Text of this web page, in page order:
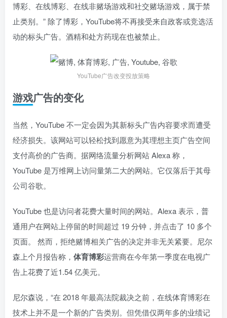
博彩、在线博彩、在线非赌场游戏和社交赌场游戏，属于禁
止类别。” 除了博彩，YouTube将不再接受来自政客或竞选活
动的标头广告。酒精和处方药现在也被禁止。
YouTube广告改变投放策略
游戏广告的变化
当然，YouTube 不一定会因为其新标头广告内容要求而遭受
经济损失。该网站可以轻松找到愿意为其理想主页广告空间
支付高价的广告商。据网络流量分析网站 Alexa 称，
YouTube 是万维网上访问量第二大的网站。它仅落后于其母
公司谷歌。
YouTube 也是访问者花费大量时间的网站。Alexa 表示，普
通用户在网站上停留的时间超过 19 分钟，并点击了 10 多个
页面。 然而，拒绝赌博相关广告的决定并非无关紧要。尼尔
森上个月报告称， 体育博彩运营商在今年第一季度在电视广
告上花费了近1.54 亿美元。
尼尔森说，“在 2018 年最高法院裁决之前，在线体育博彩在
技术上并不是一个新的广告类别。但凭借仅两年多的业绩记